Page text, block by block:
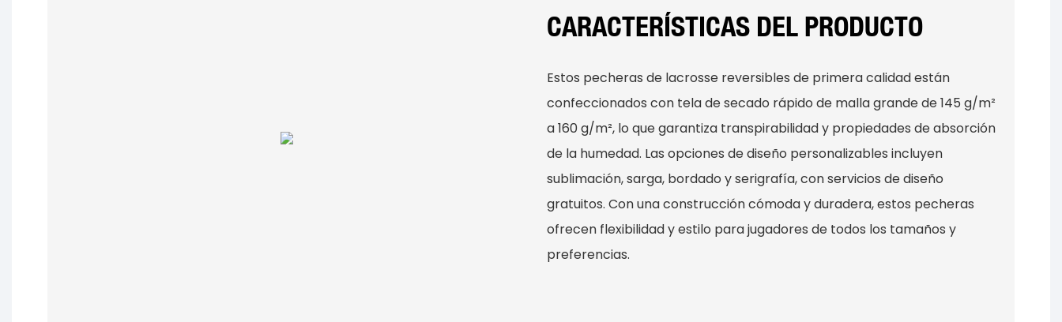
CARACTERÍSTICAS DEL PRODUCTO
Estos pecheras de lacrosse reversibles de primera calidad están
confeccionados con tela de secado rápido de malla grande de 145 g/m²
a 160 g/m², lo que garantiza transpirabilidad y propiedades de absorción
de la humedad. Las opciones de diseño personalizables incluyen
sublimación, sarga, bordado y serigrafía, con servicios de diseño
gratuitos. Con una construcción cómoda y duradera, estos pecheras
ofrecen flexibilidad y estilo para jugadores de todos los tamaños y
preferencias.